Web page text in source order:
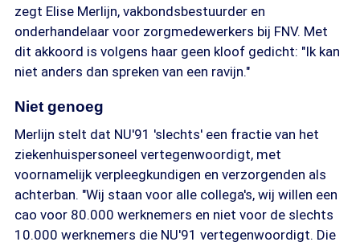
zegt Elise Merlijn, vakbondsbestuurder en
onderhandelaar voor zorgmedewerkers bij FNV. Met
dit akkoord is volgens haar geen kloof gedicht: "Ik kan
niet anders dan spreken van een ravijn."
Niet genoeg
Merlijn stelt dat NU'91 'slechts' een fractie van het
ziekenhuispersoneel vertegenwoordigt, met
voornamelijk verpleegkundigen en verzorgenden als
achterban. "Wij staan voor alle collega's, wij willen een
cao voor 80.000 werknemers en niet voor de slechts
10.000 werknemers die NU'91 vertegenwoordigt. Die